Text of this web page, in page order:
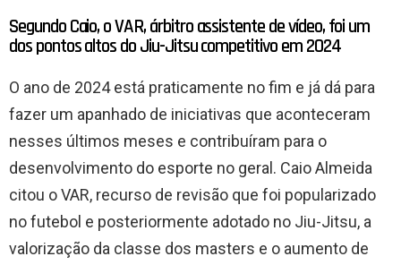
Segundo Caio, o VAR, árbitro assistente de vídeo, foi um
dos pontos altos do Jiu-Jitsu competitivo em 2024
O ano de 2024 está praticamente no fim e já dá para
fazer um apanhado de iniciativas que aconteceram
nesses últimos meses e contribuíram para o
desenvolvimento do esporte no geral. Caio Almeida
citou o VAR, recurso de revisão que foi popularizado
no futebol e posteriormente adotado no Jiu-Jitsu, a
valorização da classe dos masters e o aumento de